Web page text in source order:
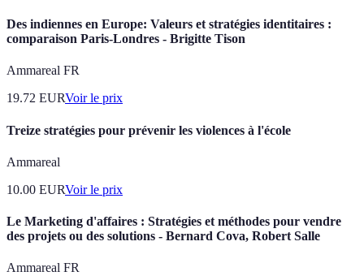
Des indiennes en Europe: Valeurs et stratégies identitaires :
comparaison Paris-Londres - Brigitte Tison
Ammareal FR
19.72 EURVoir le prix
Treize stratégies pour prévenir les violences à l'école
Ammareal
10.00 EURVoir le prix
Le Marketing d'affaires : Stratégies et méthodes pour vendre
des projets ou des solutions - Bernard Cova, Robert Salle
Ammareal FR